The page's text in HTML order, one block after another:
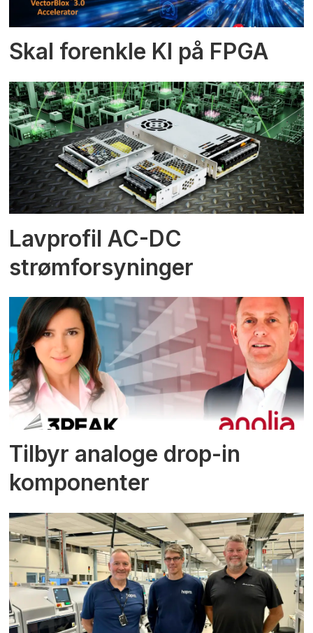
Skal forenkle KI på FPGA
Lavprofil AC-DC
strømforsyninger
Tilbyr analoge drop-in
komponenter